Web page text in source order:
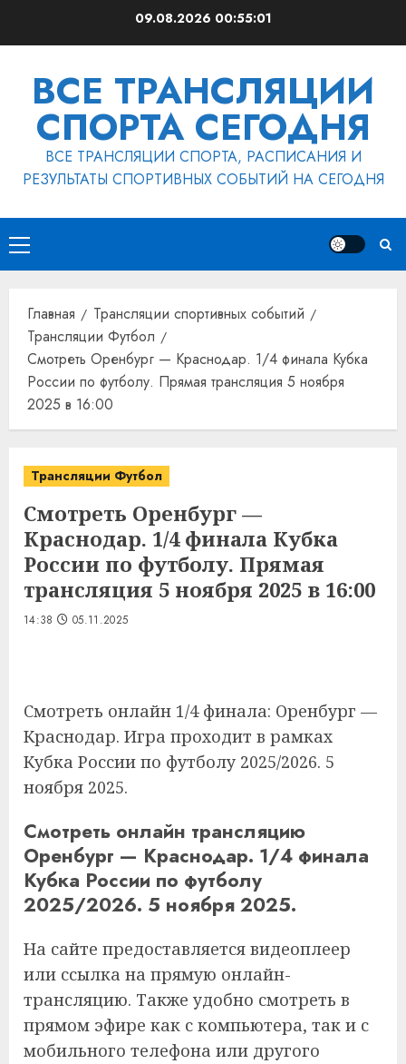
09.08.2026 00:55:01
ВСЕ ТРАНСЛЯЦИИ
СПОРТА СЕГОДНЯ
ВСЕ ТРАНСЛЯЦИИ СПОРТА, РАСПИСАНИЯ И
РЕЗУЛЬТАТЫ СПОРТИВНЫХ СОБЫТИЙ НА СЕГОДНЯ
Основное
меню
Главная
Трансляции спортивных событий
Трансляции Футбол
Смотреть Оренбург — Краснодар. 1/4 финала Кубка
России по футболу. Прямая трансляция 5 ноября
2025 в 16:00
Трансляции Футбол
Смотреть Оренбург —
Краснодар. 1/4 финала Кубка
России по футболу. Прямая
трансляция 5 ноября 2025 в 16:00
14:38 05.11.2025
Смотреть онлайн 1/4 финала: Оренбург —
Краснодар. Игра проходит в рамках
Кубка России по футболу 2025/2026. 5
ноября 2025.
Смотреть онлайн трансляцию
Оренбург — Краснодар. 1/4 финала
Кубка России по футболу
2025/2026. 5 ноября 2025.
На сайте предоставляется видеоплеер
или ссылка на прямую онлайн-
трансляцию. Также удобно смотреть в
прямом эфире как с компьютера, так и с
мобильного телефона или другого